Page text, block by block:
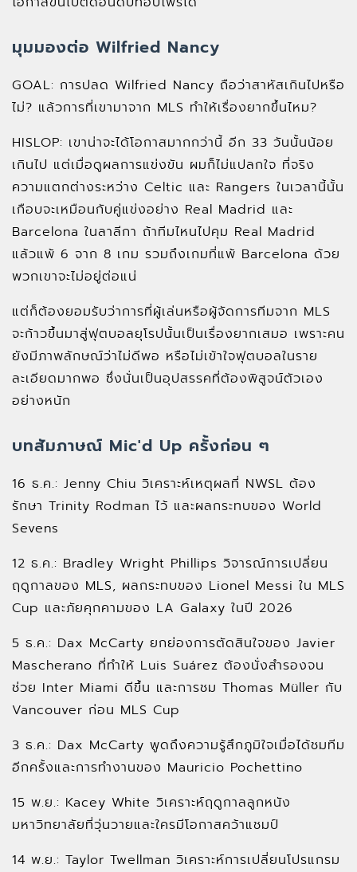
มุมมองต่อ Wilfried Nancy
GOAL: การปลด Wilfried Nancy ถือว่าสาหัสเกินไปหรือ
ไม่? แล้วการที่เขามาจาก MLS ทำให้เรื่องยากขึ้นไหม?
HISLOP: เขาน่าจะได้โอกาสมากกว่านี้ อีก 33 วันนั้นน้อย
เกินไป แต่เมื่อดูผลการแข่งขัน ผมก็ไม่แปลกใจ ที่จริง
ความแตกต่างระหว่าง Celtic และ Rangers ในเวลานี้นั้น
เกือบจะเหมือนกับคู่แข่งอย่าง Real Madrid และ
Barcelona ในลาลีกา ถ้าทีมไหนไปคุม Real Madrid
แล้วแพ้ 6 จาก 8 เกม รวมถึงเกมที่แพ้ Barcelona ด้วย
พวกเขาจะไม่อยู่ต่อแน่
แต่ก็ต้องยอมรับว่าการที่ผู้เล่นหรือผู้จัดการทีมจาก MLS
จะก้าวขึ้นมาสู่ฟุตบอลยุโรปนั้นเป็นเรื่องยากเสมอ เพราะคน
ยังมีภาพลักษณ์ว่าไม่ดีพอ หรือไม่เข้าใจฟุตบอลในราย
ละเอียดมากพอ ซึ่งนั่นเป็นอุปสรรคที่ต้องพิสูจน์ตัวเอง
อย่างหนัก
บทสัมภาษณ์ Mic'd Up ครั้งก่อน ๆ
16 ธ.ค.: Jenny Chiu วิเคราะห์เหตุผลที่ NWSL ต้อง
รักษา Trinity Rodman ไว้ และผลกระทบของ World
Sevens
12 ธ.ค.: Bradley Wright Phillips วิจารณ์การเปลี่ยน
ฤดูกาลของ MLS, ผลกระทบของ Lionel Messi ใน MLS
Cup และภัยคุกคามของ LA Galaxy ในปี 2026
5 ธ.ค.: Dax McCarty ยกย่องการตัดสินใจของ Javier
Mascherano ที่ทำให้ Luis Suárez ต้องนั่งสำรองจน
ช่วย Inter Miami ดีขึ้น และการชม Thomas Müller กับ
Vancouver ก่อน MLS Cup
3 ธ.ค.: Dax McCarty พูดถึงความรู้สึกภูมิใจเมื่อได้ชมทีม
อีกครั้งและการทำงานของ Mauricio Pochettino
15 พ.ย.: Kacey White วิเคราะห์ฤดูกาลลูกหนัง
มหาวิทยาลัยที่วุ่นวายและใครมีโอกาสคว้าแชมป์
14 พ.ย.: Taylor Twellman วิเคราะห์การเปลี่ยนโปรแกรม